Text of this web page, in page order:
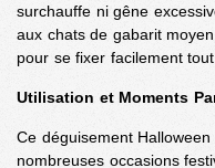
surchauffe ni gêne
aux chats de gabarit
pour se fixer facilement
Utilisation et Moments
Ce déguisement
nombreuses occasions